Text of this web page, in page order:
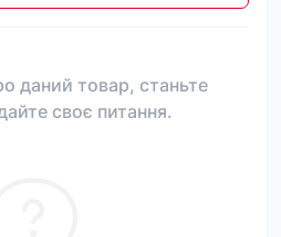
даний товар, станьте
своє питання.